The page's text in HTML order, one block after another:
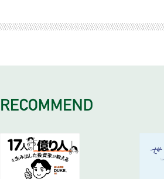
株主の租税回避にブレーキをかける留
重要なのは「税への関心」